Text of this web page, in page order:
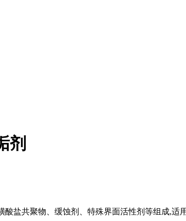
剂
酸盐共聚物、缓蚀剂、特殊界面活性剂等组成,适